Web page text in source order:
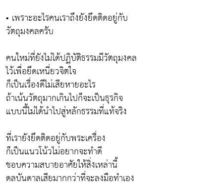
• เพราะอะไรคนเราถึงยังยึดติดอยู่กับ
วัตถุมงคลครับ
คนใหม่ที่ยังไม่ได้ปฏิบัติธรรมมีวัตถุมงคล
ไว้เพื่อยึดเหนี่ยวจิตใจ
ก็เป็นเรื่องดีไม่เสียหายอะไร
ถ้าเน้นวัตถุมากเกินไปก็จะเป็นธุรกิจ
แบบนี้ไม่ได้นำไปสู่หลักธรรมที่แท้จริง
ที่เรายังยึดติดอยู่กับพระเครื่อง
ก็เป็นแนวโน้วไม่อยากจะทำดี
ชอบความสบายอาศัยให้สิ่งเหล่านี้
ดลบันดาลเสียมากกว่าที่จะลงมือทำเอง